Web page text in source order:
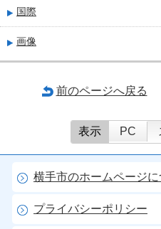
国際
画像
前のページへ戻る
表示 PC
横手市のホームページに
プライバシーポリシー